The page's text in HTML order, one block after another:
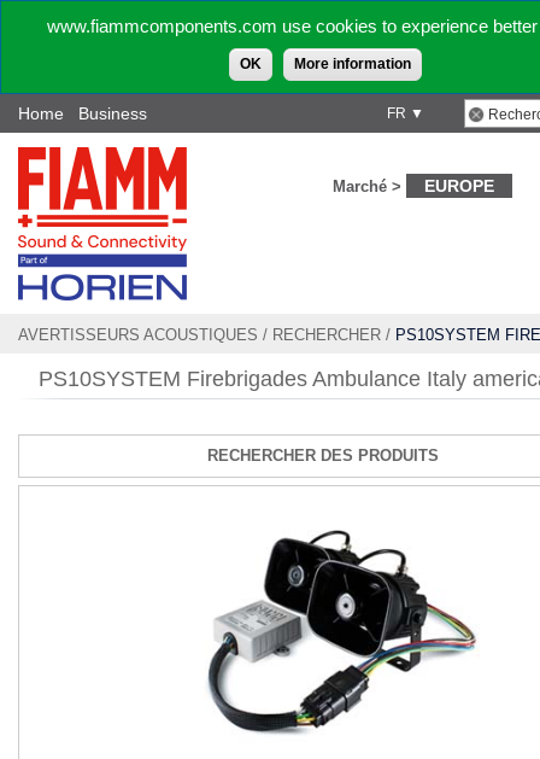
www.fiammcomponents.com use cookies to experience
OK More information
FR ▼
Home Business
Marché > EUROPE
AVERTISSEURS ACOUSTIQUES / RECHERCHER / PS10SYSTEM
PS10SYSTEM Firebrigades Ambulance Italy
RECHERCHER DES PRODUITS